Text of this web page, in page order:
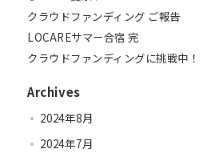
クラウドファンディング ご報告
LOCAREサマー合宿 完
クラウドファンディングに挑戦中！
Archives
2024年8月
2024年7月